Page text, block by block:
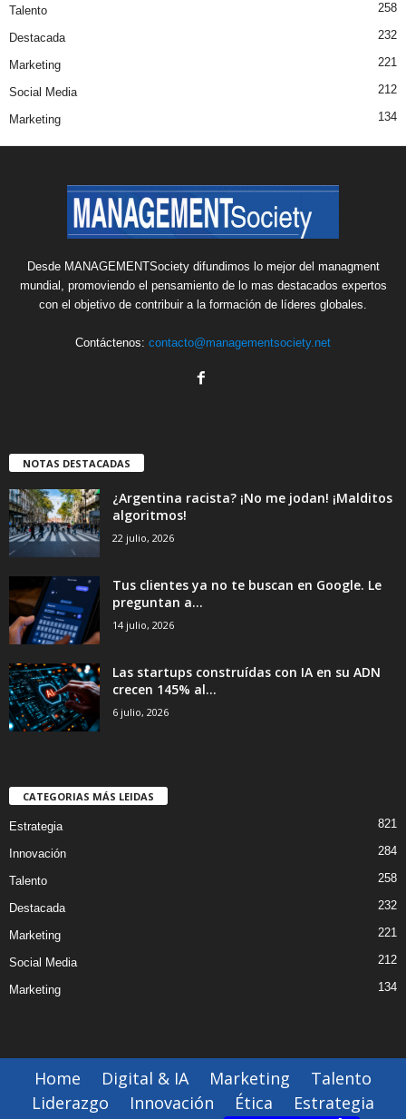
Talento 258
Destacada 232
Marketing 221
Social Media 212
Marketing 134
Desde MANAGEMENTSociety difundimos lo mejor del managment
mundial, promoviendo el pensamiento de lo mas destacados expertos
con el objetivo de contribuir a la formación de líderes globales.
Contáctenos: contacto@managementsociety.net
NOTAS DESTACADAS
¿Argentina racista? ¡No me jodan! ¡Malditos
algoritmos!
22 julio, 2026
Tus clientes ya no te buscan en Google. Le
preguntan a...
14 julio, 2026
Las startups construídas con IA en su ADN
crecen 145% al...
6 julio, 2026
CATEGORIAS MÁS LEIDAS
Estrategia 821
Innovación 284
Talento 258
Destacada 232
Marketing 221
Social Media 212
Marketing 134
Home Digital & IA Marketing
Talento
Liderazgo
Innovación Ética
Estrategia